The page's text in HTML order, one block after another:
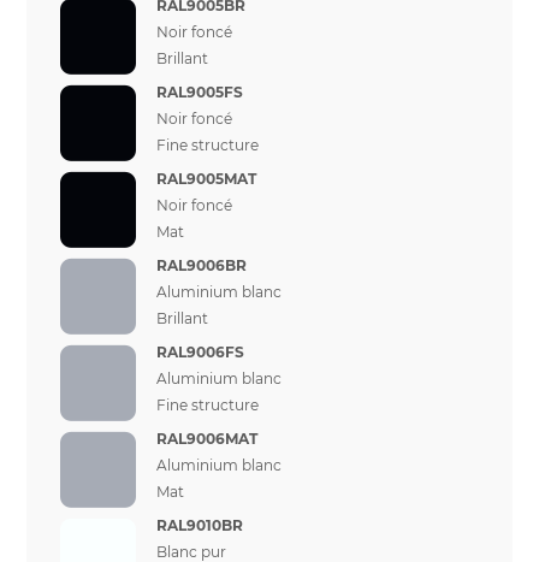
RAL9005BR
Noir foncé
Brillant
RAL9005FS
Noir foncé
Fine structure
RAL9005MAT
Noir foncé
Mat
RAL9006BR
Aluminium blanc
Brillant
RAL9006FS
Aluminium blanc
Fine structure
RAL9006MAT
Aluminium blanc
Mat
RAL9010BR
Blanc pur